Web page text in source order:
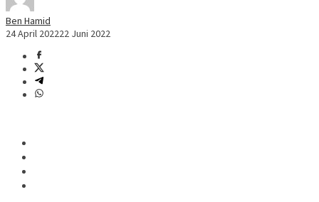
Ben Hamid
24 April 202222 Juni 2022